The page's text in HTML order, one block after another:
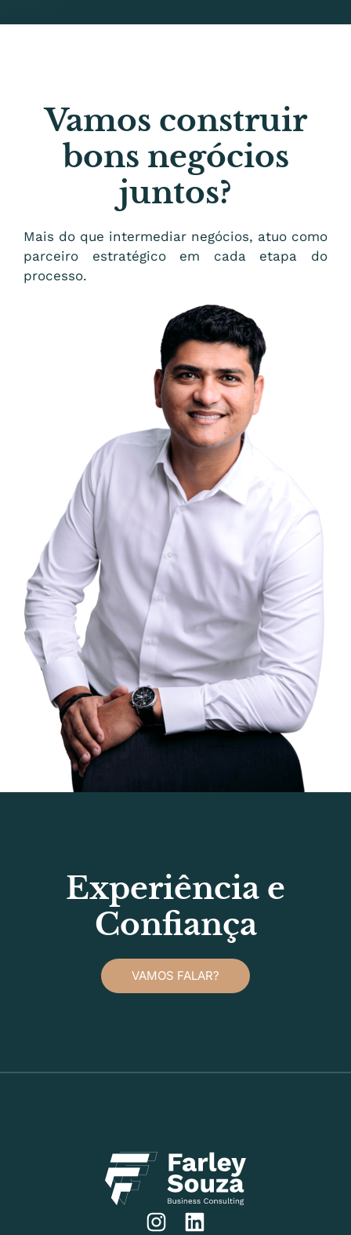
Vamos construir
bons negócios
juntos?
Mais do que intermediar negócios, atuo como
parceiro estratégico em cada etapa do
processo.
Experiência e
Confiança
VAMOS FALAR?